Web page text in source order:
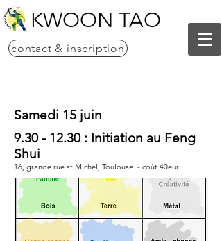
contact & inscription
KWOON TAO
Samedi 15 juin
9.30 - 12.30: Initiation au Feng
Shui
16, grande rue st Michel, Toulouse - coût 40eur